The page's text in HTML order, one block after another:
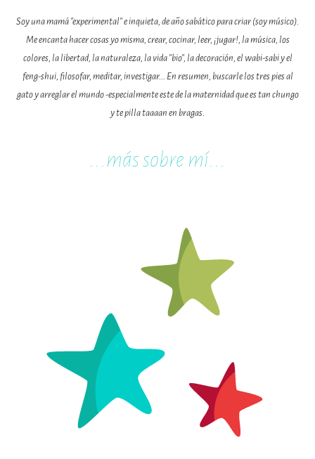
Soy una mamá "experimental" e inquieta, de año sabático para criar (soy músico).
Me encanta hacer cosas yo misma, crear, cocinar, leer, ¡jugar!, la música, los
colores, la libertad, la naturaleza, la vida "bio", la decoración, el wabi-sabi y el
feng-shui, filosofar, meditar, investigar... En resumen, buscarle los tres pies al
gato y arreglar el mundo -especialmente este de la maternidad que es tan chungo
y te pilla taaaan en bragas.
...más sobre mí...